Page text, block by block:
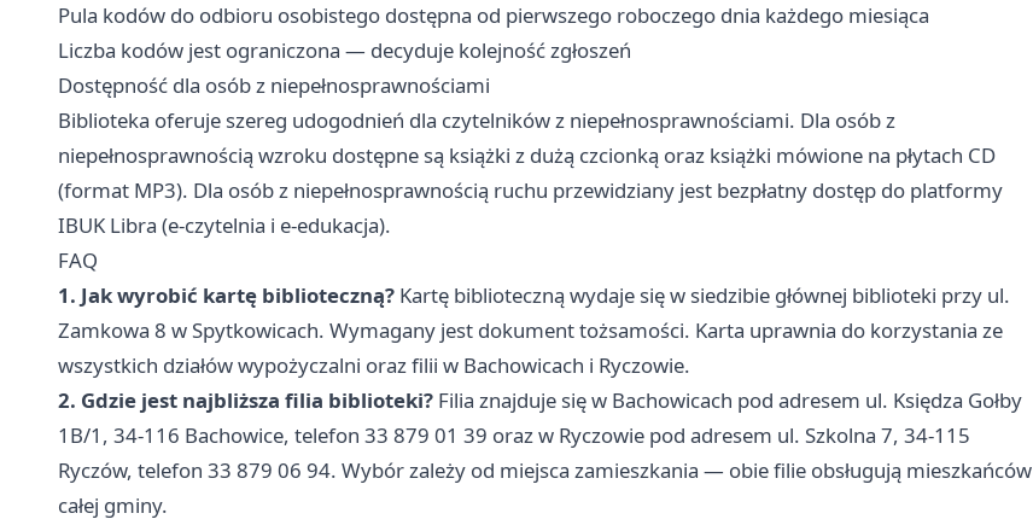
Pula kodów do odbioru osobistego dostępna od pierwszego roboczego dnia każdego miesiąca
Liczba kodów jest ograniczona — decyduje kolejność zgłoszeń
Dostępność dla osób z niepełnosprawnościami
Biblioteka oferuje szereg udogodnień dla czytelników z niepełnosprawnościami. Dla osób z
niepełnosprawnością wzroku dostępne są książki z dużą czcionką oraz książki mówione na płytach CD
(format MP3). Dla osób z niepełnosprawnością ruchu przewidziany jest bezpłatny dostęp do platformy
IBUK Libra (e-czytelnia i e-edukacja).
FAQ
1. Jak wyrobić kartę biblioteczną? Kartę biblioteczną wydaje się w siedzibie głównej biblioteki przy ul.
Zamkowa 8 w Spytkowicach. Wymagany jest dokument tożsamości. Karta uprawnia do korzystania ze
wszystkich działów wypożyczalni oraz filii w Bachowicach i Ryczowie.
2. Gdzie jest najbliższa filia biblioteki? Filia znajduje się w Bachowicach pod adresem ul. Księdza Gołby
1B/1, 34-116 Bachowice, telefon 33 879 01 39 oraz w Ryczowie pod adresem ul. Szkolna 7, 34-115
Ryczów, telefon 33 879 06 94. Wybór zależy od miejsca zamieszkania — obie filie obsługują mieszkańców
całej gminy.